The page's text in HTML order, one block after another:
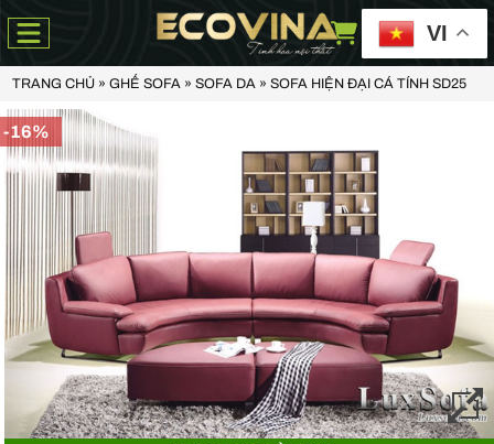
VI
TRANG CHỦ» GHẾ SOFA» SOFA DA» SOFA HIỆN ĐẠI CÁ TÍNH SD25
-16%
Anh Thiện -0929090***- 23 Mẹ Thứ - Hòa Xuân - Cẩm Lệ - Đà Nẵng
Chị Hoa -0988068***- 56 Nguyễn Khang, Cầu Giấy